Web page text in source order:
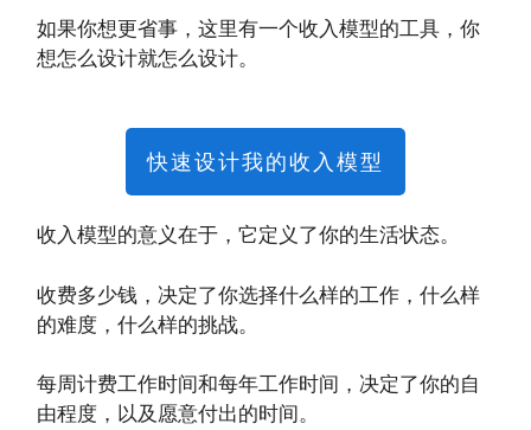
如果你想更省事，这里有一个收入模型的工具，你
想怎么设计就怎么设计。
快速设计我的收入模型
收入模型的意义在于，它定义了你的生活状态。
收费多少钱，决定了你选择什么样的工作，什么样
的难度，什么样的挑战。
每周计费工作时间和每年工作时间，决定了你的自
由程度，以及愿意付出的时间。